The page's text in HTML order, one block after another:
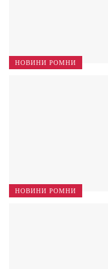
НОВИНИ РОМНИ
НОВИНИ РОМНИ